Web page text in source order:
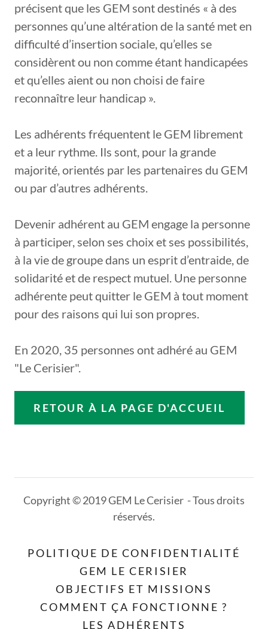
précisent que les GEM sont destinés « à des
personnes qu’une altération de la santé met en
difficulté d’insertion sociale, qu’elles se
considèrent ou non comme étant handicapées
et qu’elles aient ou non choisi de faire
reconnaître leur handicap ».
Les adhérents fréquentent le GEM librement
et a leur rythme. Ils sont, pour la grande
majorité, orientés par les partenaires du GEM
ou par d’autres adhérents.
Devenir adhérent au GEM engage la personne
à participer, selon ses choix et ses possibilités,
à la vie de groupe dans un esprit d’entraide, de
solidarité et de respect mutuel. Une personne
adhérente peut quitter le GEM à tout moment
pour des raisons qui lui son propres.
En 2020, 35 personnes ont adhéré au GEM
"Le Cerisier".
RETOUR À LA PAGE D'ACCUEIL
Copyright © 2019 GEM Le Cerisier - Tous droits
réservés.
POLITIQUE DE CONFIDENTIALITÉ
GEM LE CERISIER
OBJECTIFS ET MISSIONS
COMMENT ÇA FONCTIONNE ?
LES ADHÉRENTS